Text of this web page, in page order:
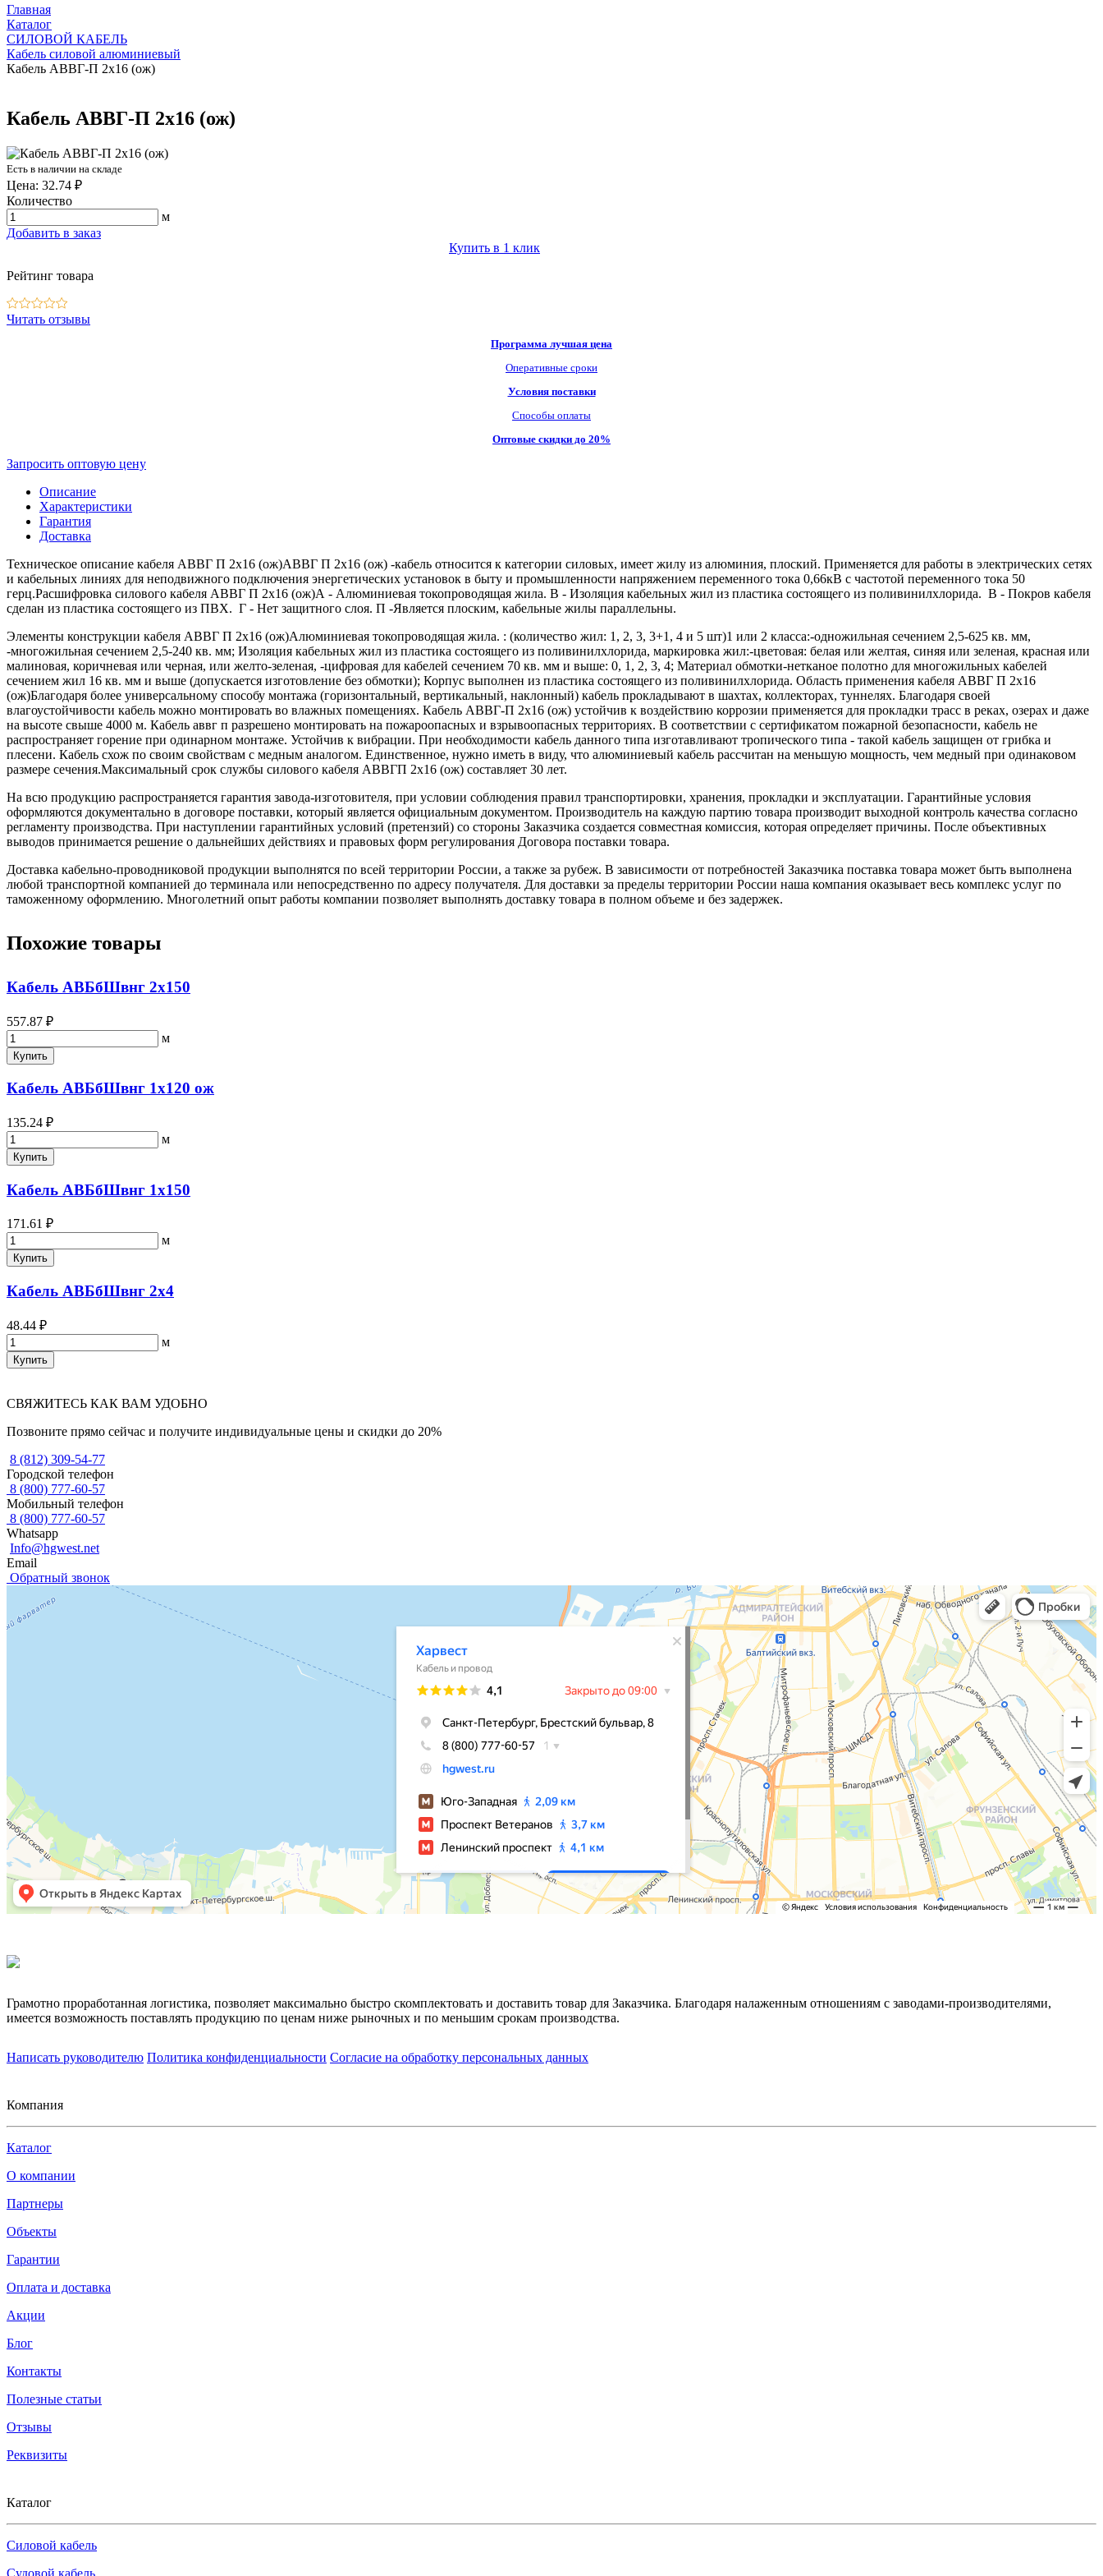
Главная
Каталог
СИЛОВОЙ КАБЕЛЬ
Кабель силовой алюминиевый
Кабель АВВГ-П 2х16 (ож)
Кабель АВВГ-П 2х16 (ож)
Есть в наличии на складе
Цена: 32.74 ₽
Количество
м
Добавить в заказ
Купить в 1 клик
Рейтинг товара
Читать отзывы
Программа лучшая цена
Оперативные сроки
Условия поставки
Способы оплаты
Оптовые скидки до 20%
Запросить оптовую цену
Описание
Характеристики
Гарантия
Доставка
Техническое описание кабеля АВВГ П 2х16 (ож)АВВГ П 2х16 (ож) -кабель относится к категории силовых, имеет жилу из алюминия, плоский. Применяется для работы в электрических сетях
и кабельных линиях для неподвижного подключения энергетических установок в быту и промышленности напряжением переменного тока 0,66кВ с частотой переменного тока 50
герц.Расшифровка силового кабеля АВВГ П 2х16 (ож)А - Алюминиевая токопроводящая жила. В - Изоляция кабельных жил из пластика состоящего из поливинилхлорида. В - Покров кабеля
сделан из пластика состоящего из ПВХ. Г - Нет защитного слоя. П -Является плоским, кабельные жилы параллельны.
Элементы конструкции кабеля АВВГ П 2х16 (ож)Алюминиевая токопроводящая жила. : (количество жил: 1, 2, 3, 3+1, 4 и 5 шт)1 или 2 класса:-одножильная сечением 2,5-625 кв. мм,
-многожильная сечением 2,5-240 кв. мм; Изоляция кабельных жил из пластика состоящего из поливинилхлорида, маркировка жил:-цветовая: белая или желтая, синяя или зеленая, красная или
малиновая, коричневая или черная, или желто-зеленая, -цифровая для кабелей сечением 70 кв. мм и выше: 0, 1, 2, 3, 4; Материал обмотки-нетканое полотно для многожильных кабелей
сечением жил 16 кв. мм и выше (допускается изготовление без обмотки); Корпус выполнен из пластика состоящего из поливинилхлорида. Область применения кабеля АВВГ П 2х16
(ож)Благодаря более универсальному способу монтажа (горизонтальный, вертикальный, наклонный) кабель прокладывают в шахтах, коллекторах, туннелях. Благодаря своей
влагоустойчивости кабель можно монтировать во влажных помещениях. Кабель АВВГ-П 2х16 (ож) устойчив к воздействию коррозии применяется для прокладки трасс в реках, озерах и даже
на высоте свыше 4000 м. Кабель аввг п разрешено монтировать на пожароопасных и взрывоопасных территориях. В соответствии с сертификатом пожарной безопасности, кабель не
распространяет горение при одинарном монтаже. Устойчив к вибрации. При необходимости кабель данного типа изготавливают тропического типа - такой кабель защищен от грибка и
плесени. Кабель схож по своим свойствам с медным аналогом. Единственное, нужно иметь в виду, что алюминиевый кабель рассчитан на меньшую мощность, чем медный при одинаковом
размере сечения.Максимальный срок службы силового кабеля АВВГП 2х16 (ож) составляет 30 лет.
На всю продукцию распространяется гарантия завода-изготовителя, при условии соблюдения правил транспортировки, хранения, прокладки и эксплуатации. Гарантийные условия
оформляются документально в договоре поставки, который является официальным документом. Производитель на каждую партию товара производит выходной контроль качества согласно
регламенту производства. При наступлении гарантийных условий (претензий) со стороны Заказчика создается совместная комиссия, которая определяет причины. После объективных
выводов принимается решение о дальнейших действиях и правовых форм регулирования Договора поставки товара.
Доставка кабельно-проводниковой продукции выполнятся по всей территории России, а также за рубеж. В зависимости от потребностей Заказчика поставка товара может быть выполнена
любой транспортной компанией до терминала или непосредственно по адресу получателя. Для доставки за пределы территории России наша компания оказывает весь комплекс услуг по
таможенному оформлению. Многолетний опыт работы компании позволяет выполнять доставку товара в полном объеме и без задержек.
Похожие товары
Кабель АВБбШвнг 2х150
557.87 ₽
м
Купить
Кабель АВБбШвнг 1х120 ож
135.24 ₽
м
Купить
Кабель АВБбШвнг 1х150
171.61 ₽
м
Купить
Кабель АВБбШвнг 2х4
48.44 ₽
м
Купить
СВЯЖИТЕСЬ КАК ВАМ УДОБНО
Позвоните прямо сейчас и получите индивидуальные цены и скидки до 20%
8 (812) 309-54-77
Городской телефон
8 (800) 777-60-57
Мобильный телефон
8 (800) 777-60-57
Whatsapp
Info@hgwest.net
Email
Обратный звонок
Грамотно проработанная логистика, позволяет максимально быстро скомплектовать и доставить товар для Заказчика. Благодаря налаженным отношениям с заводами-производителями,
имеется возможность поставлять продукцию по ценам ниже рыночных и по меньшим срокам производства.
Написать руководителю Политика конфиденциальности Согласие на обработку персональных данных
Компания
Каталог
О компании
Партнеры
Объекты
Гарантии
Оплата и доставка
Акции
Блог
Контакты
Полезные статьи
Отзывы
Реквизиты
Каталог
Силовой кабель
Судовой кабель